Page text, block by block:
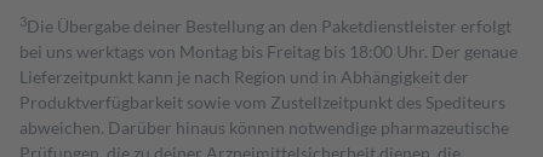
3Die Übergabe deiner Bestellung an den Paketdienstleister erfolgt
bei uns werktags von Montag bis Freitag bis 18:00 Uhr. Der genaue
Lieferzeitpunkt kann je nach Region und in Abhängigkeit der
Produktverfügbarkeit sowie vom Zustellzeitpunkt des Spediteurs
abweichen. Darüber hinaus können notwendige pharmazeutische
Prüfungen, die zu deiner Arzneimittelsicherheit dienen, die